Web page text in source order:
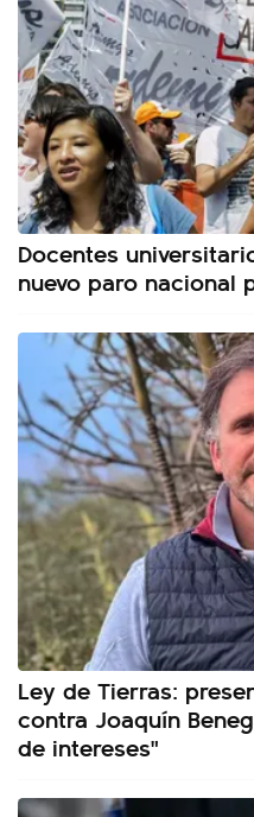
Docentes
nuevo paro nacional
Ley de Tierras:
contra Joaquín
de intereses"